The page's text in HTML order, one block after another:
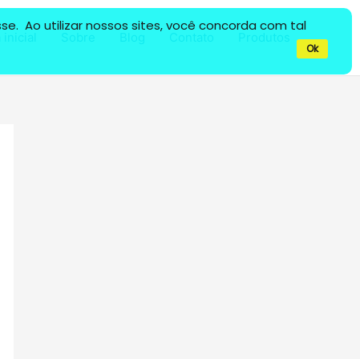
inicial Sobre Blog Contato Produtos
Ao utilizar nossos sites, você concorda com tal
Ok